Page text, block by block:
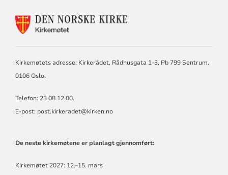
KONTAKTINFORMASJON
Kirkemøtets adresse: Kirkerådet, Rådhusgata 1-3, Pb 799 Sentrum,
0106 Oslo.
Telefon: 23 08 12 00.
E-post: post.kirkeradet@kirken.no
De neste kirkemøtene er planlagt gjennomført:
Kirkemøtet 2027: 12.–15. mars